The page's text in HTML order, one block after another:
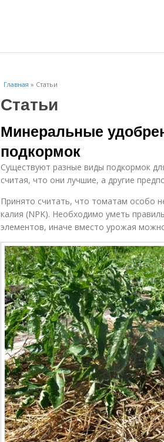
Главная » Статьи
Статьи
Минеральные
подкормок
Существуют разные виды подкормок
считая, что они лучшие, а другие
Принято считать, что томатам особо
калия (NPK). Необходимо уметь
элементов, иначе вместо урожая